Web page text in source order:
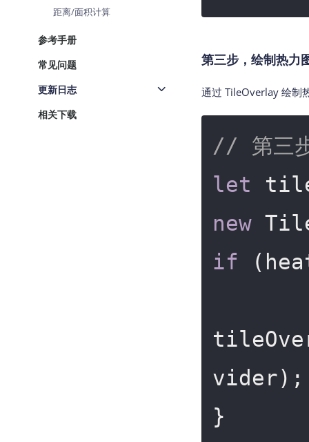
距离/面积计算
参考手册
常见问题
更新日志
相关下载
第三步，绘制热力
通过 TileOverlay 绘制
// 第三
let
new
if